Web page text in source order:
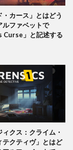
・カース」とはどう
ルファベットで
Curse」と記述する
ィクス：クライム・
テクティヴ」とはど